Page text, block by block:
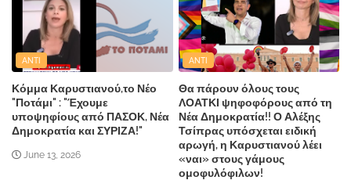
ANTI
Κόμμα Καρυστιανού,το Νέο
"Ποτάμι" : "Έχουμε
υποψηφίους από ΠΑΣΟΚ, Νέα
Δημοκρατία και ΣΥΡΙΖΑ!"
June 13, 2026
ANTI
Θα πάρουν όλους τους
ΛΟΑΤΚΙ ψηφοφόρους από τη
Νέα Δημοκρατία!! Ο Αλέξης
Τσίπρας υπόσχεται ειδική
αρωγή, η Καρυστιανού λέει
«ναι» στους γάμους
ομοφυλόφιλων!